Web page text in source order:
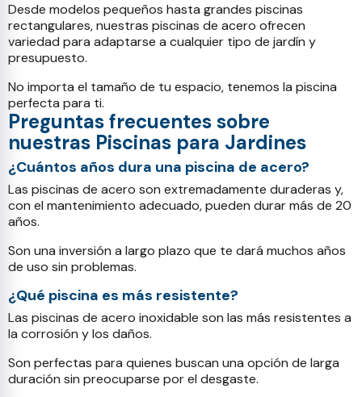
Desde modelos pequeños hasta grandes piscinas
rectangulares, nuestras piscinas de acero ofrecen
variedad para adaptarse a cualquier tipo de jardín y
presupuesto.
No importa el tamaño de tu espacio, tenemos la piscina
perfecta para ti.
Preguntas frecuentes sobre
nuestras Piscinas para Jardines
¿Cuántos años dura una piscina de acero?
Las piscinas de acero son extremadamente duraderas y,
con el mantenimiento adecuado, pueden durar más de 20
años.
Son una inversión a largo plazo que te dará muchos años
de uso sin problemas.
¿Qué piscina es más resistente?
Las piscinas de acero inoxidable son las más resistentes a
la corrosión y los daños.
Son perfectas para quienes buscan una opción de larga
duración sin preocuparse por el desgaste.